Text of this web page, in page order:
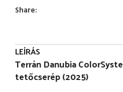
Share:
LEÍRÁS
Terrán Danubia
tetőcserép (2025)